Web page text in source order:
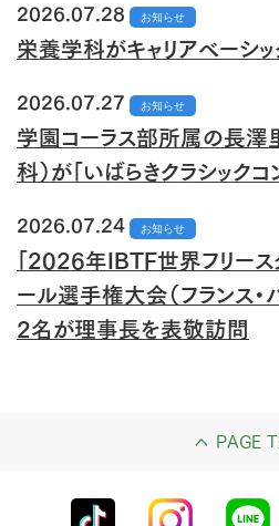
2026.07.28 お知らせ
栄養学科がキャリアベーシ
2026.07.27 お知らせ
学園コーラス部所属の長澤
科）が「いばらきクラシック
2026.07.24 お知らせ
「2026年IBTF世界フリース
ール選手権大会（フランス・
2名が理事長を表敬訪問
PAGE